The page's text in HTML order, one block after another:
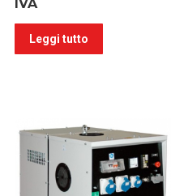
IVA
Leggi tutto